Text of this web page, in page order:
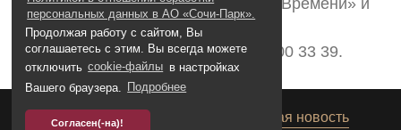
персональных данных в АО «Сочи-Парк».
Продолжая работу с сайтом, Вы
соглашаетесь с этим. Вы всегда можете
отключить cookie-файлы в настройках
Вашего браузера.
Подробнее
Согласен(-на)!
8 800 100 33 39
resagent@sochi-park.ru
Медведия», аттракционы «Колесо Времени» и
«Богатырские гонки».
Подробности по телефону 8 800 100 33 39.
Предыдущая новость Следующая новость